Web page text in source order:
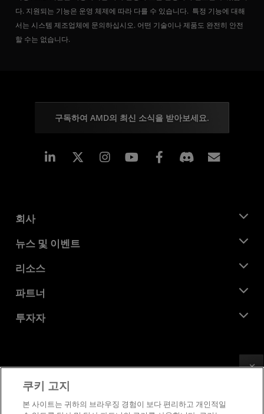
다. 지원되는 기능은 운영 체제에 따라 다를 수 있습니다. 특정 기능에 대해
서는 시스템 제조업체에 문의하십시오. 어떤 기술이나 제품도 완전히 안전
할 수는 없습니다.
구독하여 AMD의 최신 소식을 받아보세요.
Linkedin Instagram Facebook
회사
AMD 소개
기업의 사회적 책임
채용
문의하기
뉴스 및 이벤트
뉴스룸
미디어 라이브러리
리소스
개발자 센트럴
사례 연구
파트너
AMD 파트너 허브
투자자
이사위원회
거버넌스 문서
SEC 신고서
상표
쿠키 고지
본 사이트는 귀하의 브라우징 경험이 보다 편리하고 개인적일